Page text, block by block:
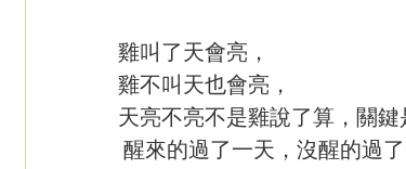
雞叫了天會亮，
雞不叫天也會亮，
天亮不亮不是雞說了算，關鍵
醒來的過了一天，沒醒的過了